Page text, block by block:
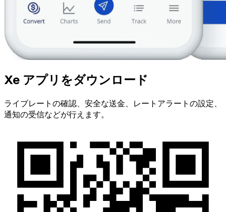
Xe アプリをダウンロード
ライブレートの確認、安全な送金、レートアラートの設定、
通知の受信などが行えます。